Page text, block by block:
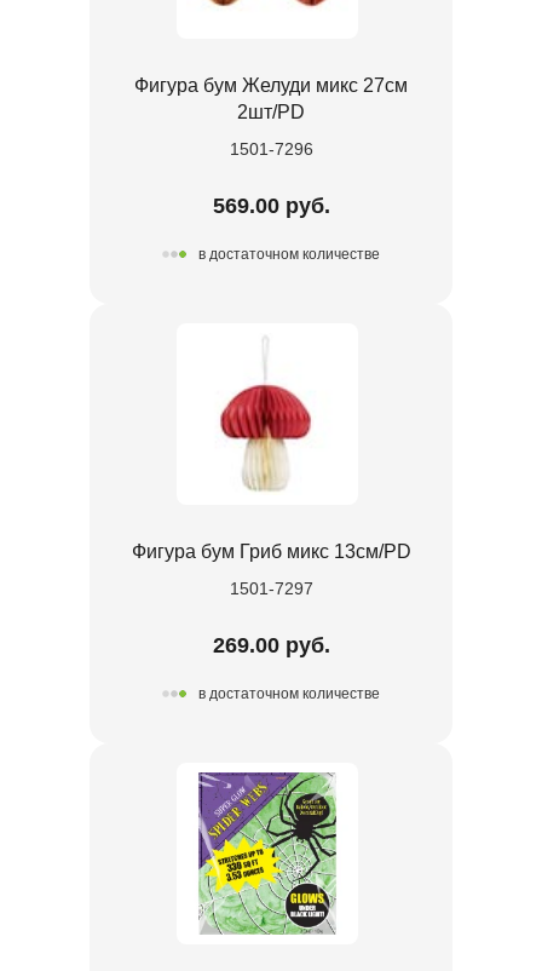
Фигура бум Желуди микс 27см
2шт/PD
1501-7296
569.00 руб.
в достаточном количестве
Фигура бум Гриб микс 13см/PD
1501-7297
269.00 руб.
в достаточном количестве